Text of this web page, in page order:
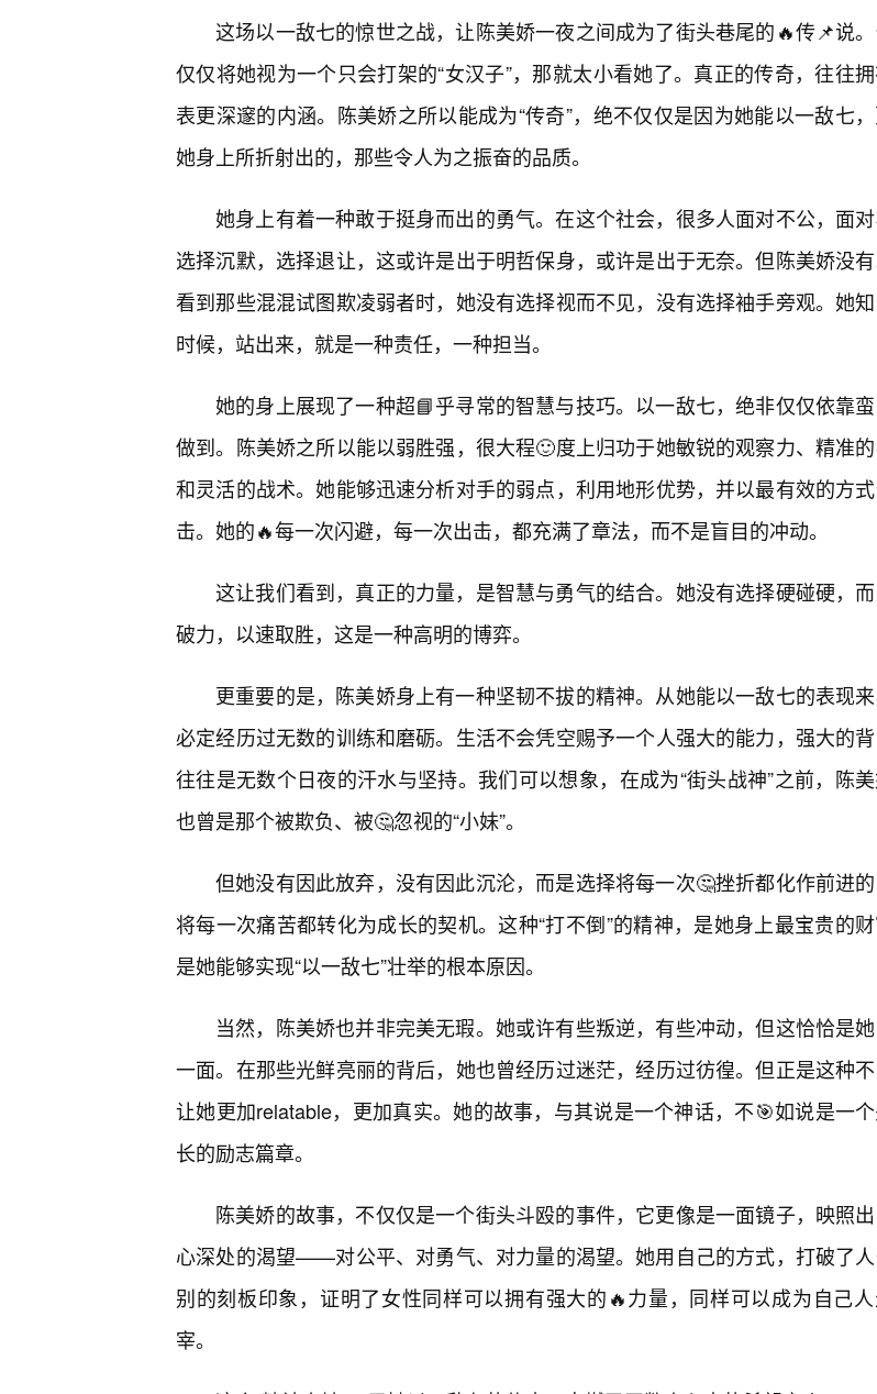
这场以一敌七的惊世之战，让陈美娇一夜之间成为了街头巷尾的🔥传📌说
仅仅将她视为一个只会打架的“女汉子”，那就太小看她了。真正的传奇，往往
表更深邃的内涵。陈美娇之所以能成为“传奇”，绝不仅仅是因为她能以一敌七
她身上所折射出的，那些令人为之振奋的品质。
她身上有着一种敢于挺身而出的勇气。在这个社会，很多人面对不公，面对
选择沉默，选择退让，这或许是出于明哲保身，或许是出于无奈。但陈美娇没
看到那些混混试图欺凌弱者时，她没有选择视而不见，没有选择袖手旁观。她
时候，站出来，就是一种责任，一种担当。
她的身上展现了一种超📘乎寻常的智慧与技巧。以一敌七，绝非仅仅依靠
做到。陈美娇之所以能以弱胜强，很大程🙂度上归功于她敏锐的观察力、精准
和灵活的战术。她能够迅速分析对手的弱点，利用地形优势，并以最有效的方
击。她的🔥每一次闪避，每一次出击，都充满了章法，而不是盲目的冲动。
这让我们看到，真正的力量，是智慧与勇气的结合。她没有选择硬碰硬，
破力，以速取胜，这是一种高明的博弈。
更重要的是，陈美娇身上有一种坚韧不拔的精神。从她能以一敌七的表现
必定经历过无数的训练和磨砺。生活不会凭空赐予一个人强大的能力，强大的背
往往是无数个日夜的汗水与坚持。我们可以想象，在成为“街头战神”之前，陈
也曾是那个被欺负、被🤔忽视的“小妹”。
但她没有因此放弃，没有因此沉沦，而是选择将每一次🤔挫折都化作前进的
将每一次痛苦都转化为成长的契机。这种“打不倒”的精神，是她身上最宝贵的
是她能够实现“以一敌七”壮举的根本原因。
当然，陈美娇也并非完美无瑕。她或许有些叛逆，有些冲动，但这恰恰是
一面。在那些光鲜亮丽的背后，她也曾经历过迷茫，经历过彷徨。但正是这种不
让她更加relatable，更加真实。她的故事，与其说是一个神话，不🎯如说是一
长的励志篇章。
陈美娇的故事，不仅仅是一个街头斗殴的事件，它更像是一面镜子，映照
心深处的渴望——对公平、对勇气、对力量的渴望。她用自己的方式，打破了
别的刻板印象，证明了女性同样可以拥有强大的🔥力量，同样可以成为自己
宰。